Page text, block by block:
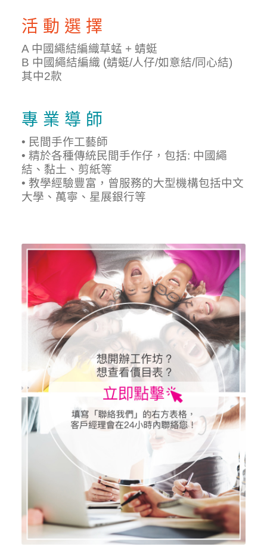
活 動 選 擇
A 中國繩結編織草蜢 + 蜻蜓
B 中國繩結編織 (蜻蜓/人仔/如意結/同心結)
其中2款
專 業 導 師
• 民間手作工藝師
• 精於各種傳統民間手作仔，包括: 中國繩
結、黏土、剪紙等
• 教學經驗豐富，曾服務的大型機構包括中文
大學、萬寧、星展銀行等